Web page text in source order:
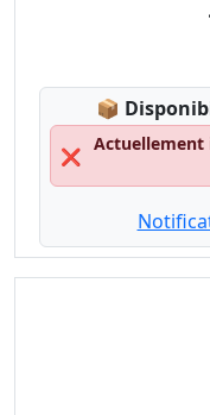
📦
❌
Actuellement